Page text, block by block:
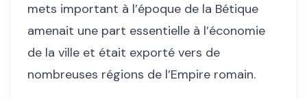
mets important à l’époque de la Bétique
amenait une part essentielle à l’économie
de la ville et était exporté vers de
nombreuses régions de l’Empire romain.